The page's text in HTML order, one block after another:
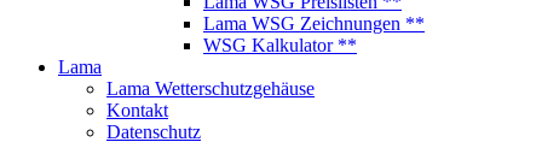
Lama WSG Zeichnungen **
WSG Kalkulator **
Lama
Lama Wetterschutzgehäuse
Kontakt
Datenschutz